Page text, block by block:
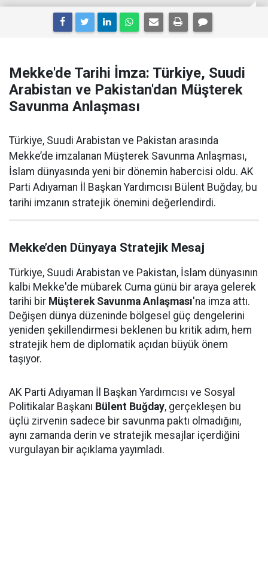
Mekke'de Tarihi İmza: Türkiye, Suudi
Arabistan ve Pakistan'dan Müşterek
Savunma Anlaşması
Türkiye, Suudi Arabistan ve Pakistan arasında
Mekke’de imzalanan Müşterek Savunma Anlaşması,
İslam dünyasında yeni bir dönemin habercisi oldu. AK
Parti Adıyaman İl Başkan Yardımcısı Bülent Buğday, bu
tarihi imzanın stratejik önemini değerlendirdi.
Mekke’den Dünyaya Stratejik Mesaj
Türkiye, Suudi Arabistan ve Pakistan, İslam dünyasının
kalbi Mekke'de mübarek Cuma günü bir araya gelerek
tarihi bir Müşterek Savunma Anlaşması'na imza attı.
Değişen dünya düzeninde bölgesel güç dengelerini
yeniden şekillendirmesi beklenen bu kritik adım, hem
stratejik hem de diplomatik açıdan büyük önem
taşıyor.
AK Parti Adıyaman İl Başkan Yardımcısı ve Sosyal
Politikalar Başkanı Bülent Buğday, gerçekleşen bu
üçlü zirvenin sadece bir savunma paktı olmadığını,
aynı zamanda derin ve stratejik mesajlar içerdiğini
vurgulayan bir açıklama yayımladı.